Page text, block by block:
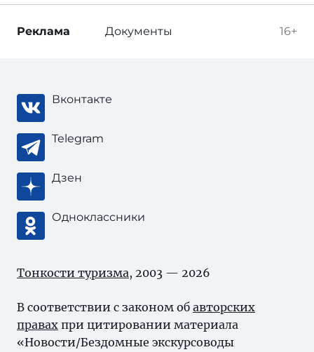
16+
Реклама Документы
Вконтакте
Telegram
Дзен
Одноклассники
Тонкости туризма, 2003 — 2026
В соответствии с законом об авторских
правах при цитировании материала
«Новости/Бездомные экскурсоводы